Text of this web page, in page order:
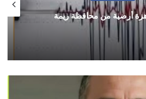
أرضية من محافظة ريمة